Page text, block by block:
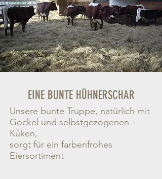
EINE BUNTE HÜHNERSCHAR
Unsere bunte Truppe, natürlich mit
Gockel und selbstgezogenen
Küken,
sorgt für ein farbenfrohes
Eiersortiment